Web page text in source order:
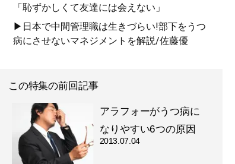
「恥ずかしくて友達には会えない」
▶日本で中間管理職は生きづらい!部下をうつ
病にさせないマネジメントを解説/佐藤優
この特集の前回記事
アラフォーがうつ病に
なりやすい6つの原因
2013.07.04